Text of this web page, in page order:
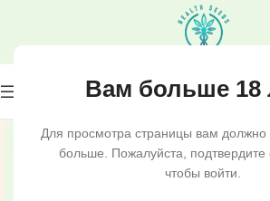
Вам больше 18
Для просмотра страницы вам должно
больше. Пожалуйста, подтвердите
чтобы войти.